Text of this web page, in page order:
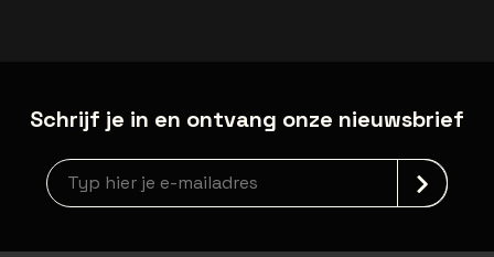
Schrijf je in en ontvang onze nieuwsbrief
Nieuwsbrief aanmelding